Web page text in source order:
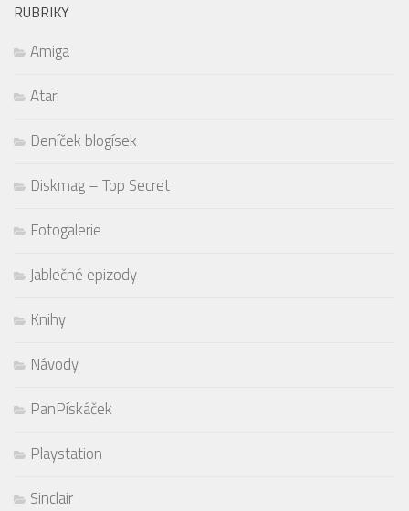
RUBRIKY
Amiga
Atari
Deníček blogísek
Diskmag – Top Secret
Fotogalerie
Jablečné epizody
Knihy
Návody
PanPískáček
Playstation
Sinclair